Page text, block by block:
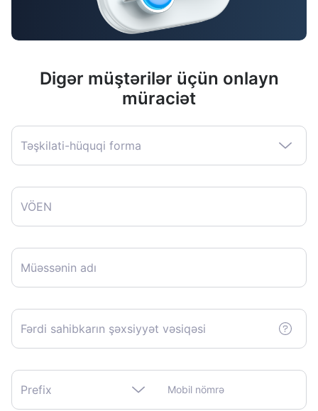
Digər müştərilər üçün onlayn
müraciət
Təşkilati-hüquqi forma
VÖEN
Müəssənin adı
Fərdi sahibkarın şəxsiyyət vəsiqəsi
Prefix Mobil nömrə